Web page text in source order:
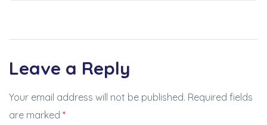
Leave a Reply
Your email address will not be published. Required fields
are marked *